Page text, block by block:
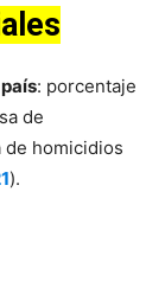
: porcentaje
de
de homicidios
).